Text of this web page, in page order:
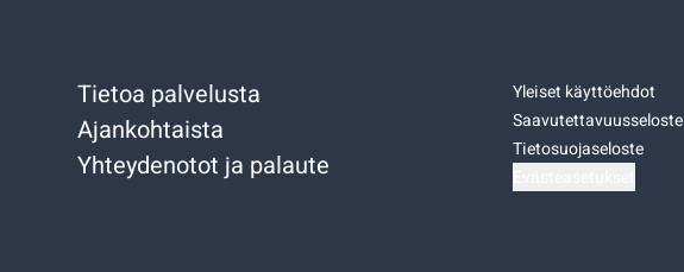
Tietoa palvelusta
Ajankohtaista
Yhteydenotot ja palaute
Yleiset käyttöehdot
Saavutettavuusseloste
Tietosuojaseloste